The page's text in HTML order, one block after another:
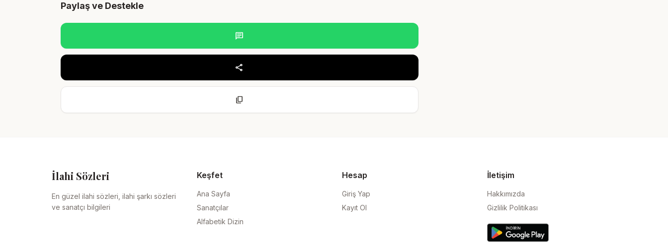
Paylaş ve Destekle
chat
share
content_copy
İlahi Sözleri
En güzel ilahi sözleri, ilahi şarkı sözleri
ve sanatçı bilgileri
Keşfet
Ana Sayfa
Sanatçılar
Alfabetik Dizin
Hesap
Giriş Yap
Kayıt Ol
İletişim
Hakkımızda
Gizlilik Politikası